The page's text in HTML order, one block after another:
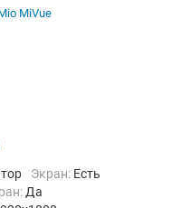
Экран: Есть
Да